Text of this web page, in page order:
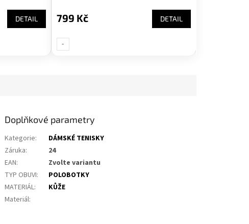
DETAIL 799 Kč DETAIL
-
UNI-
Doplňkové parametry
Kategorie:
DÁMSKÉ TENISKY
Záruka:
24
EAN:
Zvolte variantu
TYP OBUVI:
POLOBOTKY
MATERIÁL:
KŮŽE
Materiál: